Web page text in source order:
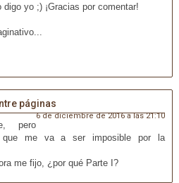
digo yo ;) ¡Gracias por comentar!
páginas
6 de diciembre de 2016 a las 21:10
pero
que me va a ser imposible por la
me fijo, ¿por qué Parte I?